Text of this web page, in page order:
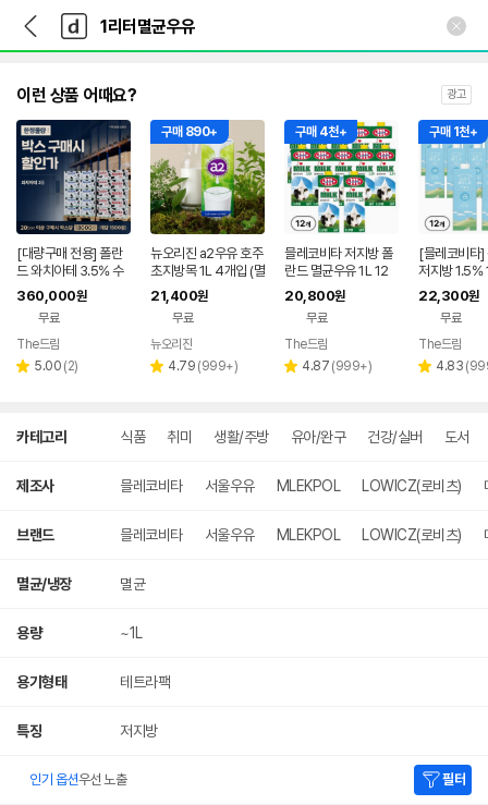
다
나
와
가
다
와
인
이런 상품 어때요? 광고
[대량구매 전용] 폴란
드 와치아테 3.5% 수
입 멸균우유 1L 12입
360,000원
무료
The드림
별 5.00 리
(2)
구매 890+
뉴오리진 a2우유 호주
초지방목 1L 4개입 (멸
균실온보관)
21,400원
무료
뉴오리진
별 4.79 리
(999+)
구매 4천+
믈레코비타 저지방 폴
란드 멸균우유 1L 12
개입 박스
20,800원
무료
The드림
별 4.87 리
(999+)
구매 1천+
[믈레코비타]
저지방
12개
22,300원
무료
The드림
별 4.83 리
(
카테고리 식품 취미 생활/주방 유아/완구 건강/실버 도서
제조사 믈레코비타 서울우유 MLEKPOL LOWICZ(로비츠)
브랜드 믈레코비타 서울우유 MLEKPOL LOWICZ(로비츠)
멸균/냉장 멸균
용량 ~1L
용기형태 테트라팩
특징 저지방
인기 옵션우선 노출 필터